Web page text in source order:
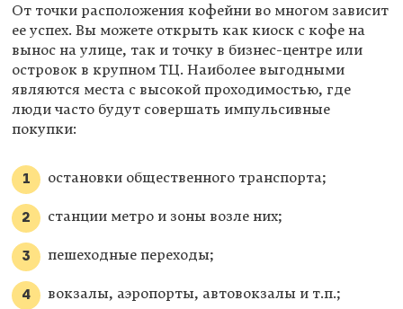
От точки расположения кофейни во многом зависит
ее успех. Вы можете открыть как киоск с кофе на
вынос на улице, так и точку в бизнес-центре или
островок в крупном ТЦ. Наиболее выгодными
являются места с высокой проходимостью, где
люди часто будут совершать импульсивные
покупки:
остановки общественного транспорта;
станции метро и зоны возле них;
пешеходные переходы;
вокзалы, аэропорты, автовокзалы и т.п.;